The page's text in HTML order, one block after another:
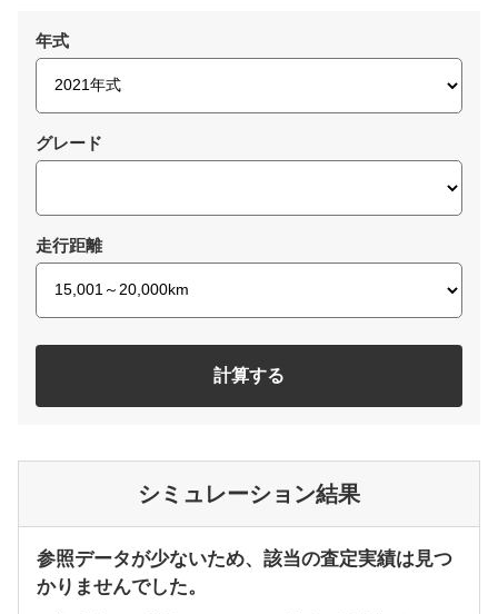
年式
グレード
走行距離
計算する
シミュレーション結果
参照データが少ないため、該当の査定実績は見つ
かりませんでした。